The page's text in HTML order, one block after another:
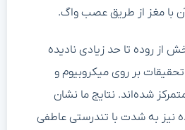
با مغز از طریق عصب واگ.
از روده تا حد زیادی نادیده
بر روی میکروبیوم و
شده‌اند. نتایج ما نشان
نیز به شدت با تندرستی عاطفی